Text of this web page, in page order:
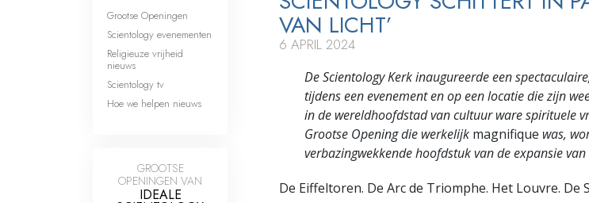
VAN LICHT’
6 APRIL 2024
De Scientology Kerk inaugureerde een
tijdens een evenement en op een locatie die zijn
in de wereldhoofdstad van cultuur ware spirituele
Grootse Opening die werkelijk magnifique was,
verbazingwekkende hoofdstuk van de expansie
De Eiffeltoren. De Arc de Triomphe. Het Louvre. De
Grootse Openingen
Scientology evenementen
Religieuze vrijheid
nieuws
Scientology tv
Hoe we helpen nieuws
GROOTSE
OPENINGEN VAN
IDEALE